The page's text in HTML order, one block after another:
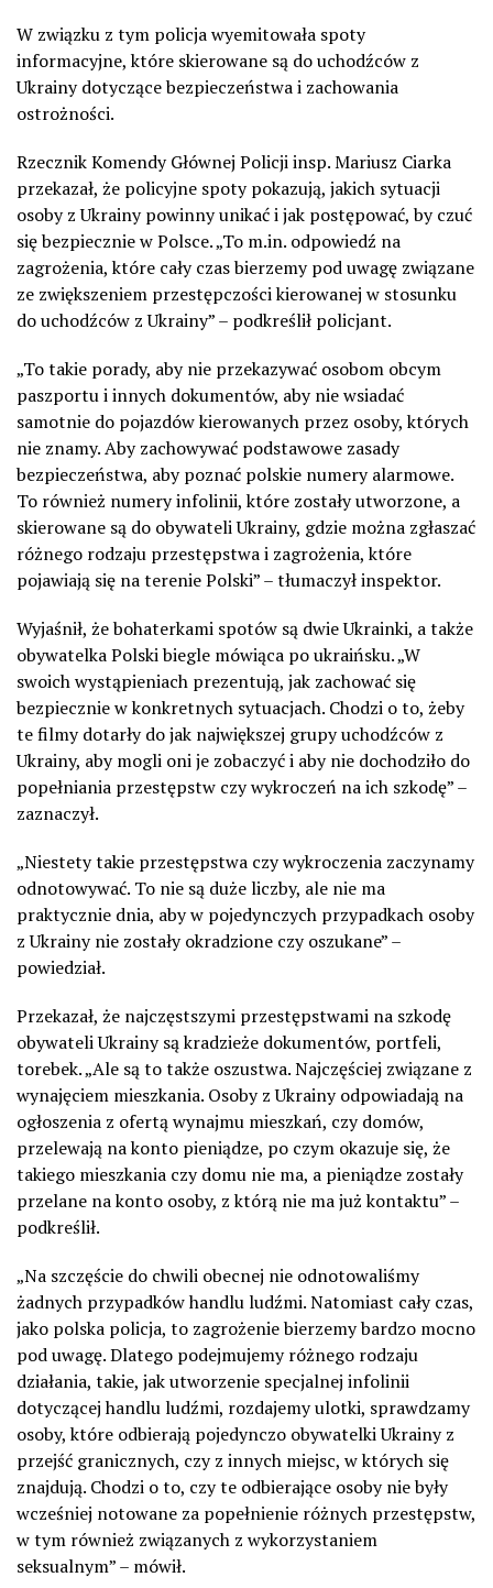
W związku z tym policja wyemitowała spoty
informacyjne, które skierowane są do uchodźców z
Ukrainy dotyczące bezpieczeństwa i zachowania
ostrożności.
Rzecznik Komendy Głównej Policji insp. Mariusz Ciarka
przekazał, że policyjne spoty pokazują, jakich sytuacji
osoby z Ukrainy powinny unikać i jak postępować, by czuć
się bezpiecznie w Polsce. „To m.in. odpowiedź na
zagrożenia, które cały czas bierzemy pod uwagę związane
ze zwiększeniem przestępczości kierowanej w stosunku
do uchodźców z Ukrainy” – podkreślił policjant.
„To takie porady, aby nie przekazywać osobom obcym
paszportu i innych dokumentów, aby nie wsiadać
samotnie do pojazdów kierowanych przez osoby, których
nie znamy. Aby zachowywać podstawowe zasady
bezpieczeństwa, aby poznać polskie numery alarmowe.
To również numery infolinii, które zostały utworzone, a
skierowane są do obywateli Ukrainy, gdzie można zgłaszać
różnego rodzaju przestępstwa i zagrożenia, które
pojawiają się na terenie Polski” – tłumaczył inspektor.
Wyjaśnił, że bohaterkami spotów są dwie Ukrainki, a także
obywatelka Polski biegle mówiąca po ukraińsku. „W
swoich wystąpieniach prezentują, jak zachować się
bezpiecznie w konkretnych sytuacjach. Chodzi o to, żeby
te filmy dotarły do jak największej grupy uchodźców z
Ukrainy, aby mogli oni je zobaczyć i aby nie dochodziło do
popełniania przestępstw czy wykroczeń na ich szkodę” –
zaznaczył.
„Niestety takie przestępstwa czy wykroczenia zaczynamy
odnotowywać. To nie są duże liczby, ale nie ma
praktycznie dnia, aby w pojedynczych przypadkach osoby
z Ukrainy nie zostały okradzione czy oszukane” –
powiedział.
Przekazał, że najczęstszymi przestępstwami na szkodę
obywateli Ukrainy są kradzieże dokumentów, portfeli,
torebek. „Ale są to także oszustwa. Najczęściej związane z
wynajęciem mieszkania. Osoby z Ukrainy odpowiadają na
ogłoszenia z ofertą wynajmu mieszkań, czy domów,
przelewają na konto pieniądze, po czym okazuje się, że
takiego mieszkania czy domu nie ma, a pieniądze zostały
przelane na konto osoby, z którą nie ma już kontaktu” –
podkreślił.
„Na szczęście do chwili obecnej nie odnotowaliśmy
żadnych przypadków handlu ludźmi. Natomiast cały czas,
jako polska policja, to zagrożenie bierzemy bardzo mocno
pod uwagę. Dlatego podejmujemy różnego rodzaju
działania, takie, jak utworzenie specjalnej infolinii
dotyczącej handlu ludźmi, rozdajemy ulotki, sprawdzamy
osoby, które odbierają pojedynczo obywatelki Ukrainy z
przejść granicznych, czy z innych miejsc, w których się
znajdują. Chodzi o to, czy te odbierające osoby nie były
wcześniej notowane za popełnienie różnych przestępstw,
w tym również związanych z wykorzystaniem
seksualnym” – mówił.